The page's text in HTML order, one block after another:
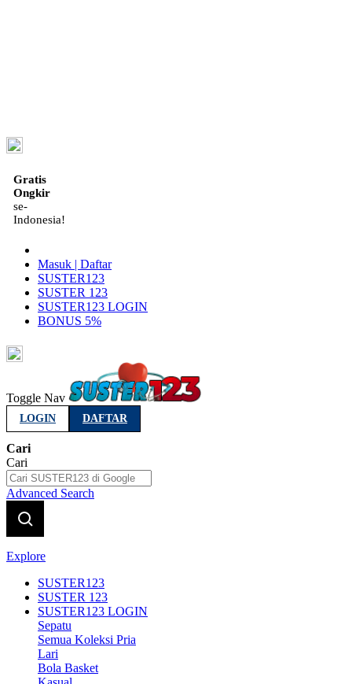
Gratis
Ongkir
se-
Indonesia!
Masuk | Daftar
SUSTER123
SUSTER 123
SUSTER123 LOGIN
BONUS 5%
Toggle Nav
LOGIN DAFTAR
Cari
Cari
Advanced Search
Explore
SUSTER123
SUSTER 123
SUSTER123 LOGIN
Sepatu
Semua Koleksi Pria
Lari
Bola Basket